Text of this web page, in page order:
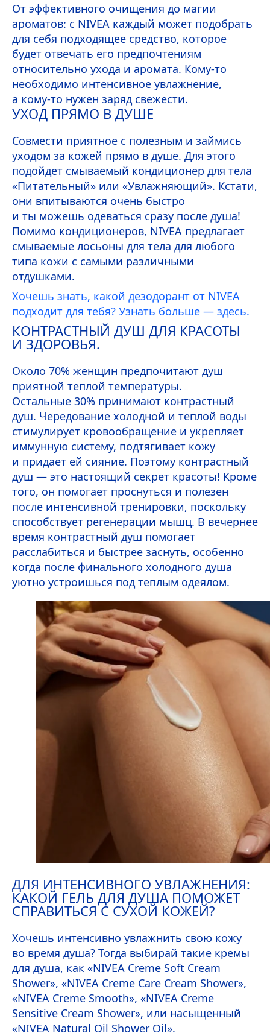
От эффективного очищения до магии
ароматов: с NIVEA каждый может подобрать
для себя подходящее средство, которое
будет отвечать его предпочтениям
относительно ухода и аромата. Кому-то
необходимо интенсивное увлажнение,
а кому-то нужен заряд свежести.
УХОД ПРЯМО В ДУШЕ
Совмести приятное с полезным и займись
уходом за кожей прямо в душе. Для этого
подойдет смываемый кондиционер для тела
«Питательный» или «Увлажняющий». Кстати,
они впитываются очень быстро
и ты можешь одеваться сразу после душа!
Помимо кондиционеров, NIVEA предлагает
смываемые лосьоны для тела для любого
типа кожи с самыми различными
отдушками.
Хочешь знать, какой дезодорант от NIVEA
подходит для тебя? Узнать больше — здесь.
КОНТРАСТНЫЙ ДУШ ДЛЯ КРАСОТЫ
И ЗДОРОВЬЯ.
Около 70% женщин предпочитают душ
приятной теплой температуры.
Остальные 30% принимают контрастный
душ. Чередование холодной и теплой воды
стимулирует кровообращение и укрепляет
иммунную систему, подтягивает кожу
и придает ей сияние. Поэтому контрастный
душ — это настоящий секрет красоты! Кроме
того, он помогает проснуться и полезен
после интенсивной тренировки, поскольку
способствует регенерации мышц. В вечернее
время контрастный душ помогает
расслабиться и быстрее заснуть, особенно
когда после финального холодного душа
уютно устроишься под теплым одеялом.
ДЛЯ ИНТЕНСИВНОГО УВЛАЖНЕНИЯ:
КАКОЙ ГЕЛЬ ДЛЯ ДУША ПОМОЖЕТ
СПРАВИТЬСЯ С СУХОЙ КОЖЕЙ?
Хочешь интенсивно увлажнить свою кожу
во время душа? Тогда выбирай такие кремы
для душа, как «NIVEA Creme Soft Cream
Shower», «NIVEA Creme Care Cream Shower»,
«NIVEA Creme Smooth», «NIVEA Creme
Sensitive Cream Shower», или насыщенный
«NIVEA Natural Oil Shower Oil».